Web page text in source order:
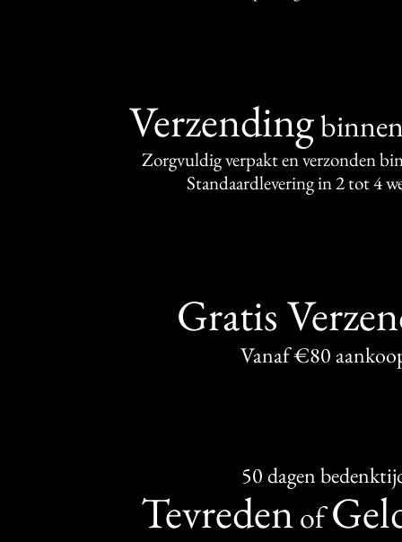
Verzending
Zorgvuldig verpakt en verzonden
Standaardlevering in 2 tot 4
Gratis
Vanaf €80
50 dagen
Tevredenof